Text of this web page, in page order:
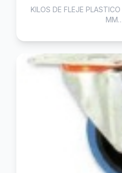
KILOS DE FLEJE